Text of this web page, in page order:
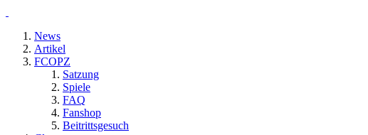
News
Artikel
FCOPZ
Satzung
Spiele
FAQ
Fanshop
Beitrittsgesuch